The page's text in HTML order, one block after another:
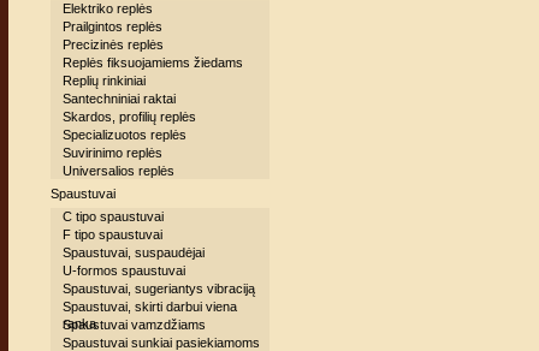
Elektriko replės
Prailgintos replės
Precizinės replės
Replės fiksuojamiems žiedams
Replių rinkiniai
Santechniniai raktai
Skardos, profilių replės
Specializuotos replės
Suvirinimo replės
Universalios replės
Spaustuvai
C tipo spaustuvai
F tipo spaustuvai
Spaustuvai, suspaudėjai
U-formos spaustuvai
Spaustuvai, sugeriantys vibraciją
Spaustuvai, skirti darbui viena
ranka
Spaustuvai vamzdžiams
Spaustuvai sunkiai pasiekiamoms